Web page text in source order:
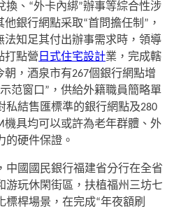
換、“外卡內綁”辦事等綜合性涉
銀行網點采取“首問擔任制”，
法知足其付出辦事需求時，領導
打點營 日式住宅設計業，完成轄
朝，酒泉市有267個銀行網點增
范窗口”，供給外籍職員簡略單
私結售匯標準的銀行網點及280
機具均可以或許為老年群體、外
的硬件保證。
中國國民銀行福建省分行在全省
游玩休閑街區，扶植福州三坊七
桿場景，在完成“年夜額刷